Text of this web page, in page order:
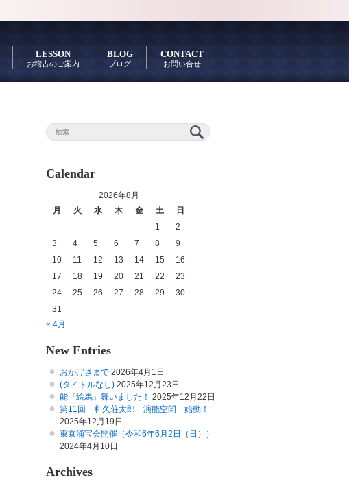
LESSON
お稽古のご案内
BLOG
ブログ
CONTACT
お問い合せ
Calendar
2026年8月
月
火 水 木 金 土
日
1
2
3
4 5 6 7 8
9
10
11 12 13 14 15
16
17
18 19 20 21 22
23
24
25 26 27 28 29
30
31
« 4月
New Entries
おかげさまで 2026年4月1日
(タイトルなし) 2025年12月23日
能『絵馬』舞いました！ 2025年12月22日
第11回 和久荘太郎 演能空間 始動！
2025年12月19日
東京涌宝会開催（令和6年6月2日（日））
2024年4月10日
Archives